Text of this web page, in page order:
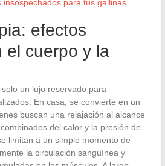
para tus gallinas
efectos
el cuerpo y la
un lujo reservado para
En casa, se convierte en un
buscan una relajación al alcance
del calor y la presión de
limitan a un simple momento de
la circulación sanguínea y